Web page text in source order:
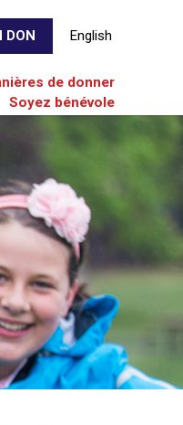
DON English
de donner
Soyez bénévole